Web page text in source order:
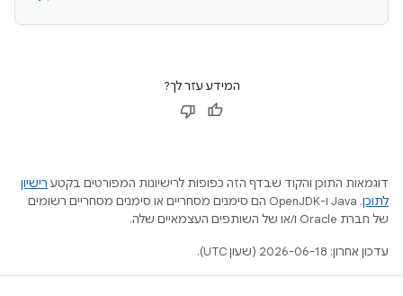
המידע עזר לך?
דוגמאות התוכן והקוד שבדף הזה כפופות לרישיונות המפורטים בקטע רישיון
לתוכן
.‏ Java ו-OpenJDK הם סימנים מסחריים או סימנים מסחריים רשומים
של חברת Oracle ו/או של השותפים העצמאיים שלה.
עדכון אחרון: 2026-06-18 (שעון UTC).